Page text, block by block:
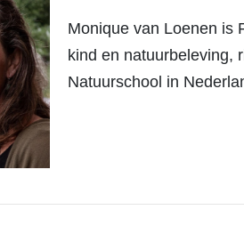
Monique van Loenen is
kind en natuurbeleving,
Natuurschool in